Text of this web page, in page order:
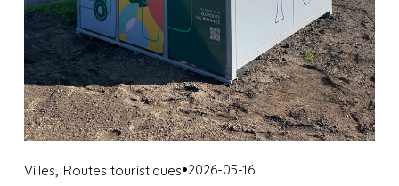
Villes, Routes touristiques 2026-05-16